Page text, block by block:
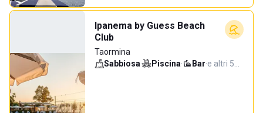
Ipanema by Guess Beach
Club
Taormina
Sabbiosa· Piscina· Bar·e altri 5…